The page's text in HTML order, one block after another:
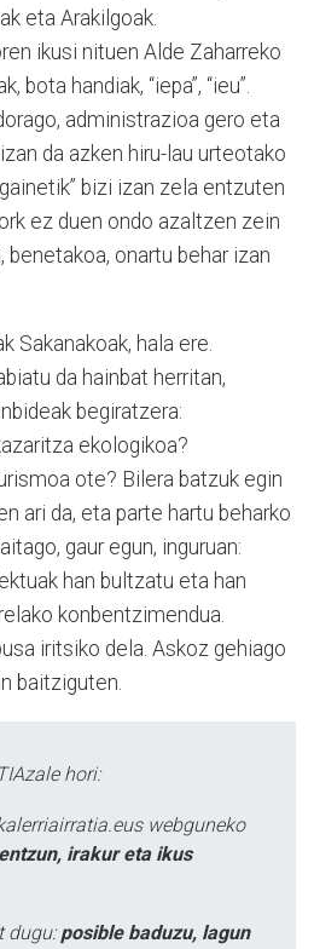
eta Arakilgoak.
ikusi nituen Alde Zaharreko
bota handiak, “iepa”, “ieu”.
administrazioa gero eta
da azken hiru-lau urteotako
bizi izan zela entzuten
ez duen ondo azaltzen zein
benetakoa, onartu behar izan
Sakanakoak, hala ere.
da hainbat herritan,
begiratzera:
ekologikoa?
ote? Bilera batzuk egin
ari da, eta parte hartu beharko
gaur egun, inguruan:
han bultzatu eta han
konbentzimendua.
iritsiko dela. Askoz gehiago
baitziguten.
hori:
webguneko
irakur eta ikus
dugu: posible baduzu, lagun